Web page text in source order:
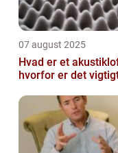
07 august 2025
Hvad er et
hvorfor er det